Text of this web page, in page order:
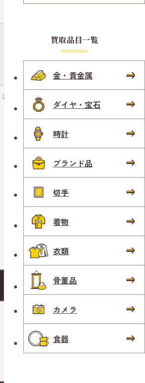
来店予約受付
タ
イ
ム
ズ
町
屋
買取品目一覧
金・貴金属
ダイヤ・宝石
時計
ブランド品
切手
着物
衣類
骨董品
カメラ
食器